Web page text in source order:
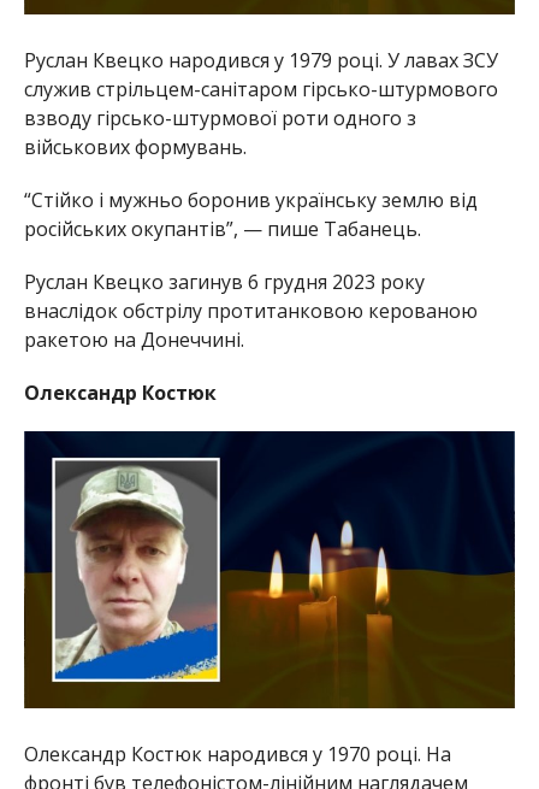
Руслан Квецко народився у 1979 році. У лавах ЗСУ
служив стрільцем-санітаром гірсько-штурмового
взводу гірсько-штурмової роти одного з
військових формувань.
“Стійко і мужньо боронив українську землю від
російських окупантів”, — пише Табанець.
Руслан Квецко загинув 6 грудня 2023 року
внаслідок обстрілу протитанковою керованою
ракетою на Донеччині.
Олександр Костюк
Олександр Костюк народився у 1970 році. На
фронті був телефоністом-лінійним наглядачем